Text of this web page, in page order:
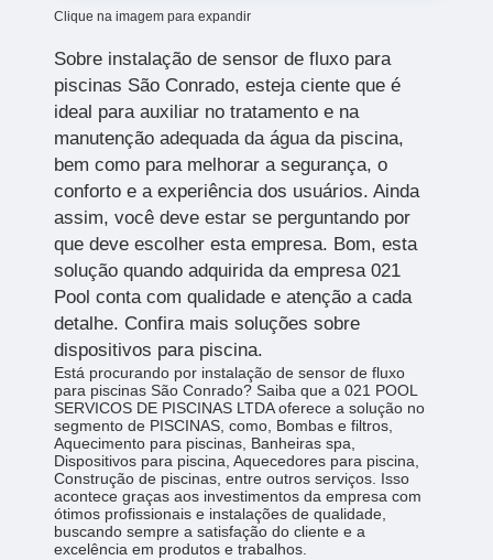
Clique na imagem para expandir
Sobre instalação de sensor de fluxo para
piscinas São Conrado, esteja ciente que é
ideal para auxiliar no tratamento e na
manutenção adequada da água da piscina,
bem como para melhorar a segurança, o
conforto e a experiência dos usuários. Ainda
assim, você deve estar se perguntando por
que deve escolher esta empresa. Bom, esta
solução quando adquirida da empresa 021
Pool conta com qualidade e atenção a cada
detalhe. Confira mais soluções sobre
dispositivos para piscina.
Está procurando por instalação de sensor de fluxo
para piscinas São Conrado? Saiba que a 021 POOL
SERVICOS DE PISCINAS LTDA oferece a solução no
segmento de PISCINAS, como, Bombas e filtros,
Aquecimento para piscinas, Banheiras spa,
Dispositivos para piscina, Aquecedores para piscina,
Construção de piscinas, entre outros serviços. Isso
acontece graças aos investimentos da empresa com
ótimos profissionais e instalações de qualidade,
buscando sempre a satisfação do cliente e a
excelência em produtos e trabalhos.